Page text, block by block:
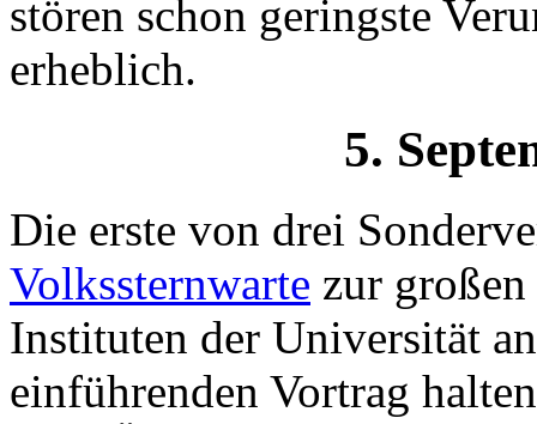
stören schon geringste
erheblich.
5.
Die erste von drei
Volkssternwarte zur
Instituten der Universität
einführenden Vortrag